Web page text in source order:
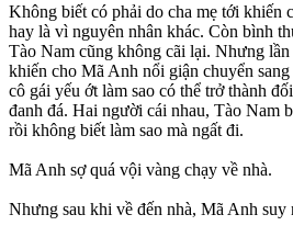
Không biết có phải do cha mẹ tới khiến
hay là vì nguyên nhân khác. Còn bình
Tào Nam cũng không cãi lại. Nhưng lần
khiến cho Mã Anh nổi giận chuyển
cô gái yếu ớt làm sao có thể trở thành
đanh đá. Hai người cái nhau, Tào Nam
rồi không biết làm sao mà ngất đi.
Mã Anh sợ quá vội vàng chạy về nhà.
Nhưng sau khi về đến nhà, Mã Anh